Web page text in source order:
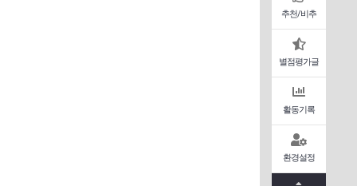
추천/비추
별점평가글
활동기록
환경설정